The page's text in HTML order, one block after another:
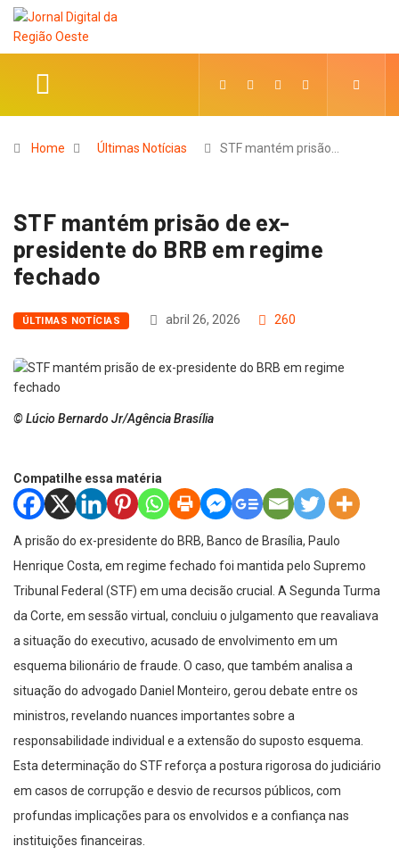
Home Últimas Notícias STF mantém prisão…
STF mantém prisão de ex-
presidente do BRB em regime
fechado
ÚLTIMAS NOTÍCIAS abril 26, 2026 260
© Lúcio Bernardo Jr/Agência Brasília
Compatilhe essa matéria
A prisão do ex-presidente do BRB, Banco de Brasília, Paulo
Henrique Costa, em regime fechado foi mantida pelo Supremo
Tribunal Federal (STF) em uma decisão crucial. A Segunda Turma
da Corte, em sessão virtual, concluiu o julgamento que reavaliava
a situação do executivo, acusado de envolvimento em um
esquema bilionário de fraude. O caso, que também analisa a
situação do advogado Daniel Monteiro, gerou debate entre os
ministros, revelando nuances importantes sobre a
responsabilidade individual e a extensão do suposto esquema.
Esta determinação do STF reforça a postura rigorosa do judiciário
em casos de corrupção e desvio de recursos públicos, com
profundas implicações para os envolvidos e a confiança nas
instituições financeiras.